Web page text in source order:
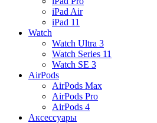
iPad Air
iPad 11
Watch
Watch Ultra 3
Watch Series 11
Watch SE 3
AirPods
AirPods Max
AirPods Pro
AirPods 4
Аксессуары